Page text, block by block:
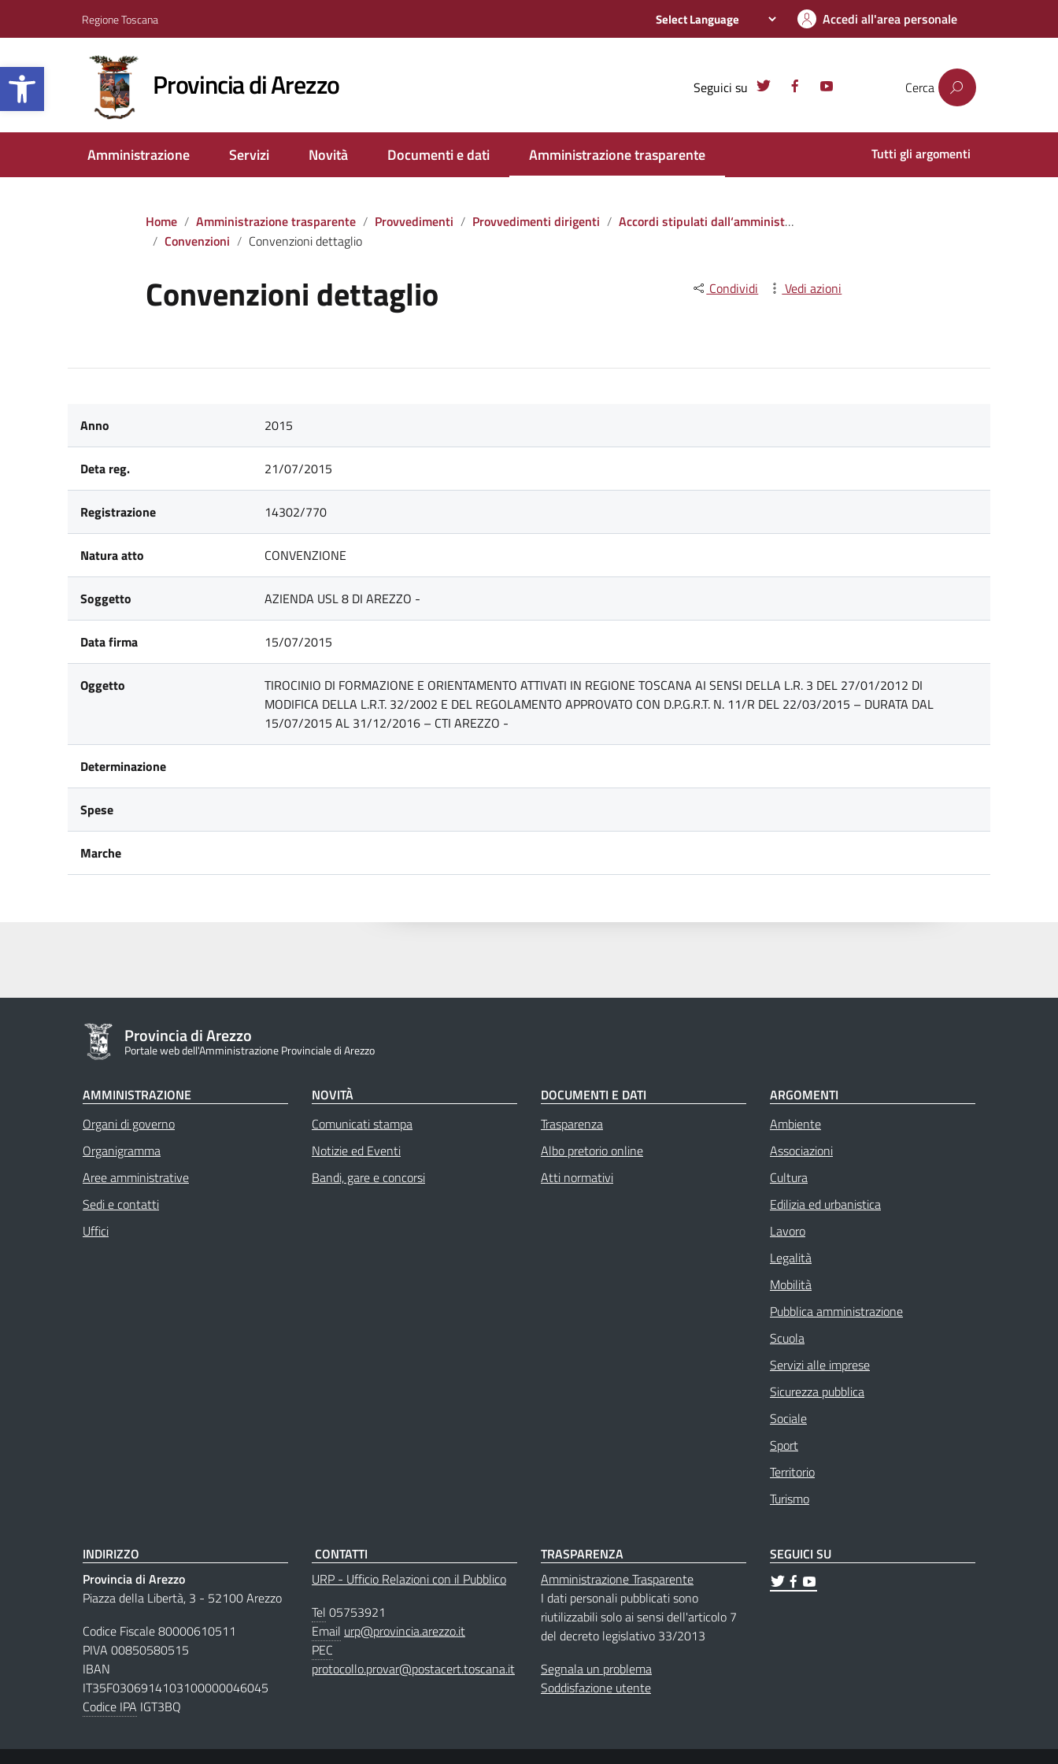
Apri la barra degli strumenti
Regione Toscana Accedi all'area personale
Provincia di Arezzo Seguici su Cerca
Amministrazione Servizi Novità Documenti e dati Amministrazione trasparente Tutti gli argomenti
Home Amministrazione trasparente Provvedimenti Provvedimenti dirigenti
Accordi stipulati dall‘amministrazione con soggetti privati o con altre amministrazioni pubbliche
Convenzioni
Convenzioni dettaglio
Convenzioni dettaglio Condividi Vedi azioni
Anno 2015
Deta reg. 21/07/2015
Registrazione 14302/770
Natura atto CONVENZIONE
Soggetto AZIENDA USL 8 DI AREZZO -
Data firma 15/07/2015
Oggetto
TIROCINIO DI FORMAZIONE E ORIENTAMENTO ATTIVATI IN REGIONE TOSCANA AI SENSI DELLA L.R. 3 DEL 27/01/2012 DI
MODIFICA DELLA L.R.T. 32/2002 E DEL REGOLAMENTO APPROVATO CON D.P.G.R.T. N. 11/R DEL 22/03/2015 – DURATA DAL
15/07/2015 AL 31/12/2016 – CTI AREZZO -
Determinazione
Spese
Marche
Provincia di Arezzo
Portale web dell'Amministrazione Provinciale di Arezzo
AMMINISTRAZIONE
Organi di governo
Organigramma
Aree amministrative
Sedi e contatti
Uffici
NOVITÀ
Comunicati stampa
Notizie ed Eventi
Bandi, gare e concorsi
DOCUMENTI E DATI
Trasparenza
Albo pretorio online
Atti normativi
ARGOMENTI
Ambiente
Associazioni
Cultura
Edilizia ed urbanistica
Lavoro
Legalità
Mobilità
Pubblica amministrazione
Scuola
Servizi alle imprese
Sicurezza pubblica
Sociale
Sport
Territorio
Turismo
INDIRIZZO
Provincia di Arezzo
Piazza della Libertà, 3 - 52100 Arezzo
Codice Fiscale 80000610511
PIVA 00850580515
IBAN
IT35F0306914103100000046045
Codice IPA IGT3BQ
CONTATTI
URP - Ufficio Relazioni con il Pubblico
Tel 05753921
Email urp@provincia.arezzo.it
PEC
protocollo.provar@postacert.toscana.it
TRASPARENZA
Amministrazione Trasparente
I dati personali pubblicati sono
riutilizzabili solo ai sensi dell'articolo 7
del decreto legislativo 33/2013
Segnala un problema
Soddisfazione utente
SEGUICI SU